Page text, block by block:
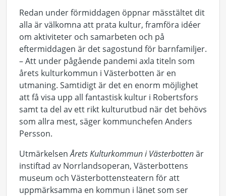
Redan under förmiddagen öppnar mässtältet dit
alla är välkomna att prata kultur, framföra idéer
om aktiviteter och samarbeten och på
eftermiddagen är det sagostund för barnfamiljer.
– Att under pågående pandemi axla titeln som
årets kulturkommun i Västerbotten är en
utmaning. Samtidigt är det en enorm möjlighet
att få visa upp all fantastisk kultur i Robertsfors
samt ta del av ett rikt kulturutbud när det behövs
som allra mest, säger kommunchefen Anders
Persson.
UtmärkelsenÅrets Kulturkommun i Västerbottenär
instiftad av Norrlandsoperan, Västerbottens
museum och Västerbottensteatern för att
uppmärksamma en kommun i länet som ser